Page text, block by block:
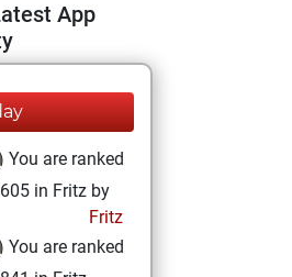
App
You are ranked
in Fritz by
Fritz
You are ranked